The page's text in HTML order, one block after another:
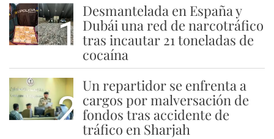
1
Desmantelada en España y
Dubái una red de narcotráfico
tras incautar 21 toneladas de
cocaína
2
Un repartidor se enfrenta a
cargos por malversación de
fondos tras accidente de
tráfico en Sharjah